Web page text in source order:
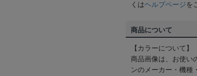
くはヘルプページを
商品について
【カラーについて】
商品画像は、お使い
ンのメーカー・機種